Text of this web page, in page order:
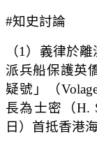
#知史討論
（1）義律於
派兵船保護英
疑號」（
長為士密（H.
日）首抵香港